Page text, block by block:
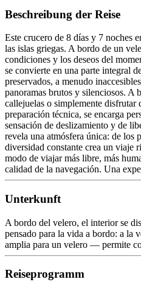
Beschreibung der Reise
Este crucero de 8 días y 7 noches
las islas griegas. A bordo de un
condiciones y los deseos del
se convierte en una parte integral
preservados, a menudo
panoramas brutos y silenciosos. A
callejuelas o simplemente disfrutar
preparación técnica, se encarga
sensación de deslizamiento y de
revela una atmósfera única: de los
diversidad constante crea un viaje
modo de viajar más libre, más
calidad de la navegación. Una
Unterkunft
A bordo del velero, el interior se
pensado para la vida a bordo: a la
amplia para un velero — permite
Reiseprogramm